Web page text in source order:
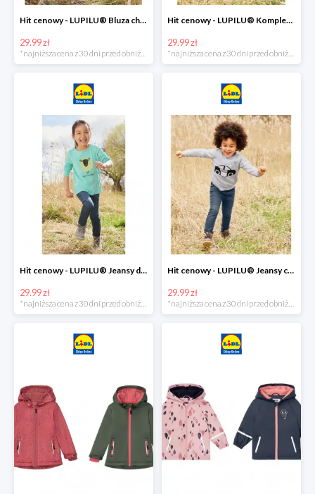
Hit cenowy - LUPILU® Bluza chłopięca w stylu college
29.99 zł
*najniższa cena z 30 dni przed obniżką
Hit cenowy - LUPILU® Komplet dziewczęcy (sukienka + legginsy)
29.99 zł
*najniższa cena z 30 dni przed obniżką
Hit cenowy - LUPILU® Jeansy dziewczęce slim fit
29.99 zł
Hit cenowy - LUPILU® Jeansy chłopięce slim fit
29.99 zł